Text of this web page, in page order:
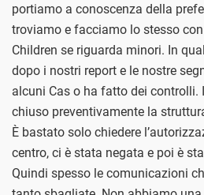
portiamo a conoscenza della
troviamo e facciamo lo stesso
Children se riguarda minori. In
dopo i nostri report e le nostre
alcuni Cas o ha fatto dei controlli.
chiuso preventivamente la
È bastato solo chiedere
centro, ci è stata negata e poi è
Quindi spesso le comunicazioni